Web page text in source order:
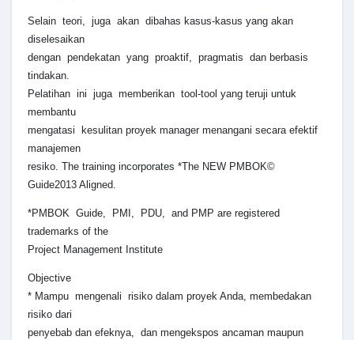
Selain teori, juga akan dibahas kasus-kasus yang akan
diselesaikan
dengan pendekatan yang proaktif, pragmatis dan berbasis
tindakan.
Pelatihan ini juga memberikan tool-tool yang teruji untuk
membantu
mengatasi kesulitan proyek manager menangani secara efektif
manajemen
resiko. The training incorporates *The NEW PMBOK©
Guide2013 Aligned.
*PMBOK Guide, PMI, PDU, and PMP are registered
trademarks of the
Project Management Institute
Objective
* Mampu mengenali risiko dalam proyek Anda, membedakan
risiko dari
penyebab dan efeknya, dan mengekspos ancaman maupun